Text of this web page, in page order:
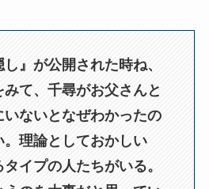
し』が公開された時ね、
て、千尋がお父さんと
ないとなぜわかったの
理論としておかしい
イプの人たちがいる。